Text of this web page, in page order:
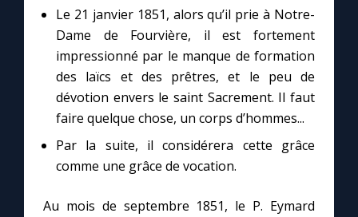
Contact
Faire un don
Marie de Nazareth
Le 21 janvier 1851, alors qu’il prie à Notre-
Dame de Fourvière, il est fortement
impressionné par le manque de formation
des laïcs et des prêtres, et le peu de
dévotion envers le saint Sacrement. Il faut
faire quelque chose, un corps d’hommes...
Par la suite, il considérera cette grâce
comme une grâce de vocation.
Au mois de septembre 1851, le P. Eymard